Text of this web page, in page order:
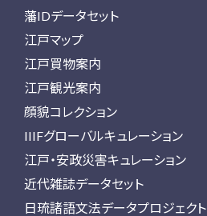
藩IDデータセット
江戸マップ
江戸買物案内
江戸観光案内
顔貌コレクション
IIIFグローバルキュレーション
江戸・安政災害キュレーション
近代雑誌データセット
日琉諸語文法データプロジェクト